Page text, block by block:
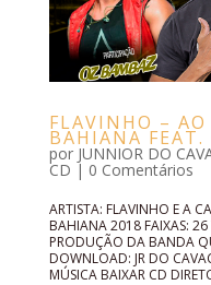
FLAVINHO –
BAHIANA
por JUNNIOR DO
CD | 0 Comentários
ARTISTA: FLAVINHO E A
BAHIANA 2018 FAIXAS:
PRODUÇÃO DA BANDA
DOWNLOAD: JR DO
MÚSICA BAIXAR CD